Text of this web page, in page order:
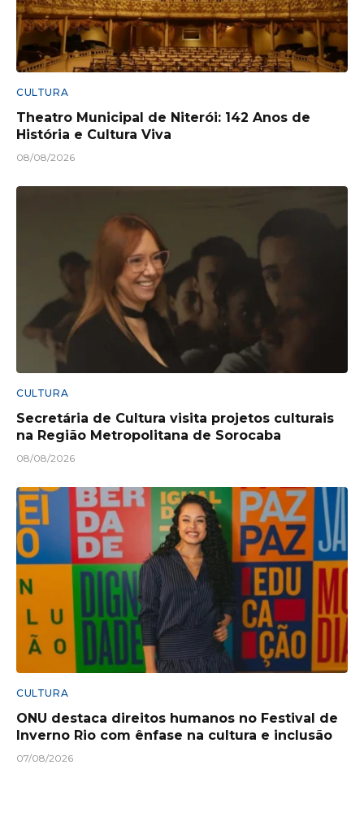
CULTURA
Theatro Municipal de Niterói: 142 Anos de
História e Cultura Viva
08/08/2026
CULTURA
Secretária de Cultura visita projetos culturais
na Região Metropolitana de Sorocaba
08/08/2026
CULTURA
ONU destaca direitos humanos no Festival de
Inverno Rio com ênfase na cultura e inclusão
07/08/2026